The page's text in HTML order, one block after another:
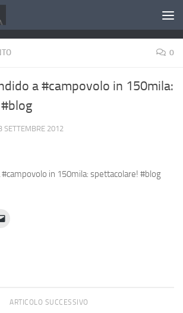
0
a #campovolo in 150mila:
SETTEMBRE 2012
in 150mila: spettacolare! #blog
ARTICOLO SUCCESSIVO